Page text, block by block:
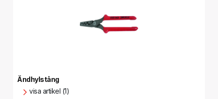
Ändhylstång
visa artikel (1)